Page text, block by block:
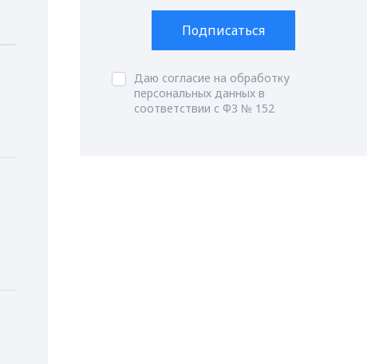
Подписаться
Даю согласие на обработку
персональных данных в
соответствии с ФЗ № 152